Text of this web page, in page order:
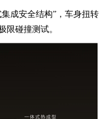
成安全结构”，车身扭转
限碰撞测试。